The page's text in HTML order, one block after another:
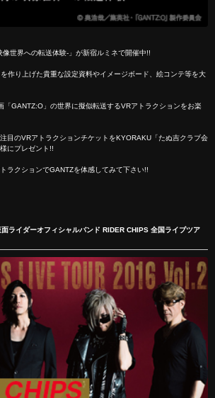
世界への転送体験-」が新宿ルミネで開催中!!
作り上げた貴重な設定資料やイメージボード、絵コンテ等を大
「GANTZ:O」の世界に擬似転送するVRアトラクションをお楽
目のVRアトラクションチケットをKYORAKU「たぬ吉クラブ会
にプレゼント!!
ラクションでGANTZを体感してみて下さい!!
ライダーオフィシャルバンド RIDER CHIPS 全国ライブツア